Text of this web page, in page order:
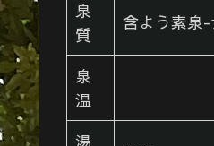
泉
質
含よう素泉
泉
温
湯